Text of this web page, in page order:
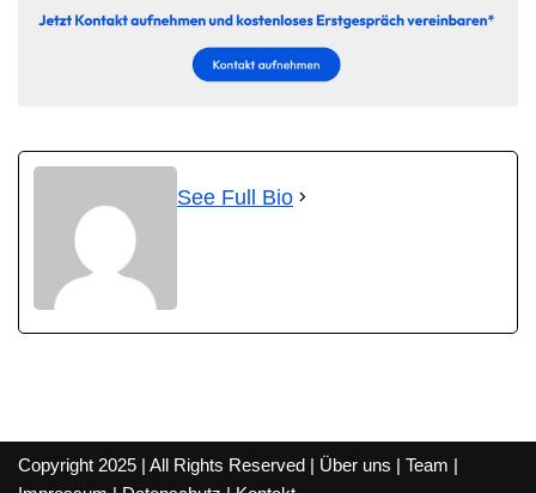
See Full Bio
Copyright 2025 | All Rights Reserved | Über uns | Team |